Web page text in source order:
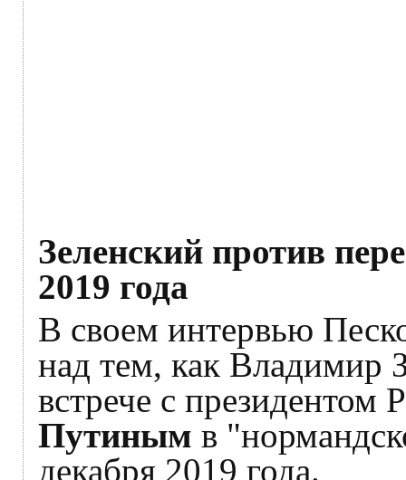
Зеленский против
2019 года
В своем интервью
над тем, как Владимир
встрече с президентом
Путиным в
декабря 2019 года.